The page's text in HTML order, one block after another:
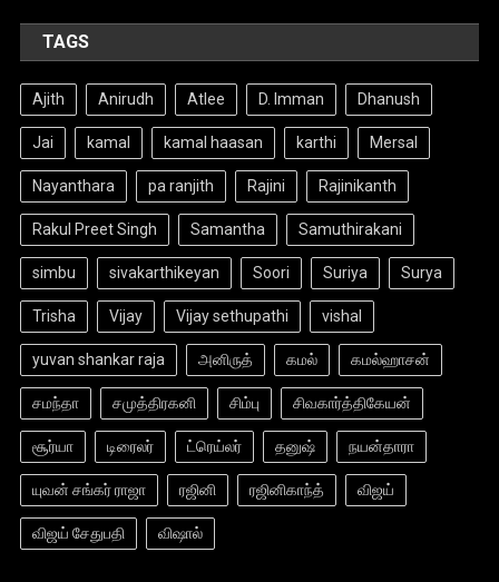
TAGS
Ajith Anirudh Atlee D. Imman Dhanush
Jai kamal kamal haasan karthi Mersal
Nayanthara pa ranjith Rajini Rajinikanth
Rakul Preet Singh Samantha Samuthirakani
simbu sivakarthikeyan Soori Suriya Surya
Trisha Vijay Vijay sethupathi vishal
yuvan shankar raja அனிருத் கமல் கமல்ஹாசன்
சமந்தா சமுத்திரகனி சிம்பு சிவகார்த்திகேயன்
சூர்யா டிரைலர் ட்ரெய்லர் தனுஷ் நயன்தாரா
யுவன் சங்கர் ராஜா ரஜினி ரஜினிகாந்த் விஜய்
விஜய் சேதுபதி விஷால்